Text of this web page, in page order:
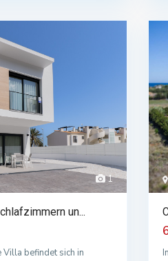
1
un...
Villa befindet sich in